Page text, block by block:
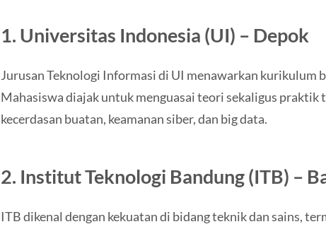
1. Universitas Indonesia (UI) – Depok
Jurusan Teknologi Informasi di UI menawarkan kurikulum
Mahasiswa diajak untuk menguasai teori sekaligus
kecerdasan buatan, keamanan siber, dan big data.
2. Institut Teknologi Bandung (ITB) –
ITB dikenal dengan kekuatan di bidang teknik dan sains,